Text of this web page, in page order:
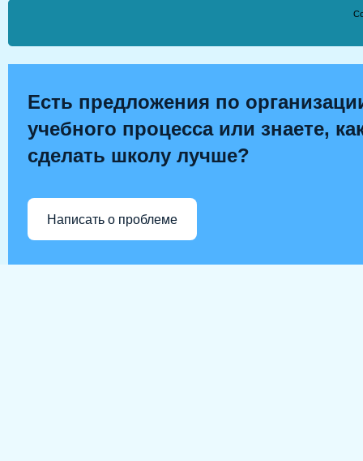
Есть предложения по
учебного процесса или знаете,
сделать школу лучше?
Написать о проблеме